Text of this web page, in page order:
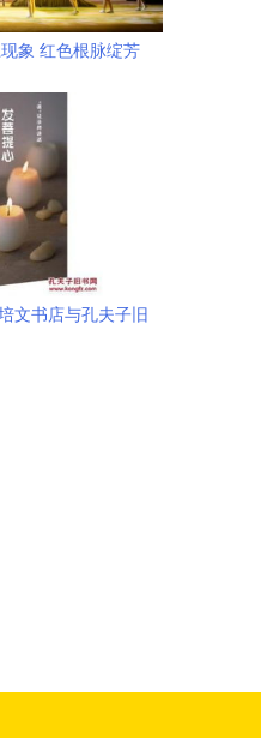
象 红色根脉绽芳
文书店与孔夫子旧